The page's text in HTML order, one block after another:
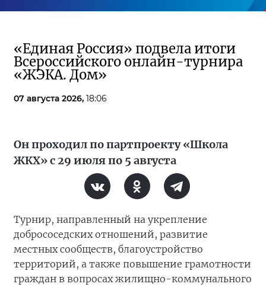
«Единая Россия» подвела итоги
Всероссийского онлайн-турнира
«ЖЭКА. Дом»
07 августа 2026, 18:06
Он проходил по партпроекту «Школа
ЖКХ» с 29 июля по 5 августа
Турнир, направленный на укрепление
добрососедских отношений, развитие
местных сообществ, благоустройство
территорий, а также повышение грамотности
граждан в вопросах жилищно-коммунального